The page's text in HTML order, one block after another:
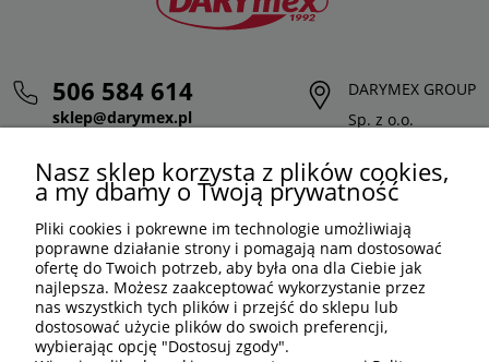
506 584 614
sklep@darymex.pl
DARYMEX GROUP
Sp. z o.o.
32-620 Brzeszcze
Nasz sklep korzysta z plików cookies,
a my dbamy o Twoją prywatność
Pliki cookies i pokrewne im technologie umożliwiają
poprawne działanie strony i pomagają nam dostosować
ofertę do Twoich potrzeb, aby była ona dla Ciebie jak
najlepsza. Możesz zaakceptować wykorzystanie przez
nas wszystkich tych plików i przejść do sklepu lub
dostosować użycie plików do swoich preferencji,
wybierając opcję "Dostosuj zgody".